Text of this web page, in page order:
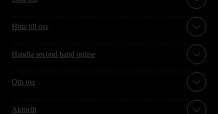
Hitta till oss
Handla second hand online
Om oss
Aktuellt